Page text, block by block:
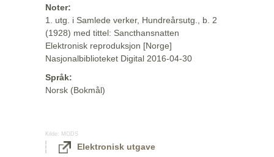
Noter:
1. utg. i Samlede verker, Hundreårsutg., b. 2
(1928) med tittel: Sancthansnatten
Elektronisk reproduksjon [Norge]
Nasjonalbiblioteket Digital 2016-04-30
Språk:
Norsk (Bokmål)
Kilde: MODS
Elektronisk utgave